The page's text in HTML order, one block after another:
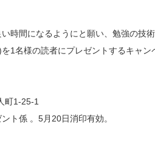
時間になるようにと願い、勉強の技
1名様の読者にプレゼントするキャン
町1-25-1
ト係 。5月20日消印有効。